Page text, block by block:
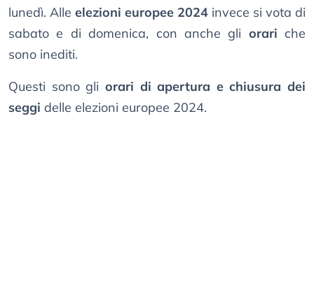
lunedì. Alle elezioni europee 2024 invece si vota di
sabato e di domenica, con anche gli orari che
sono inediti.
Questi sono gli orari di apertura e chiusura dei
seggi delle elezioni europee 2024.